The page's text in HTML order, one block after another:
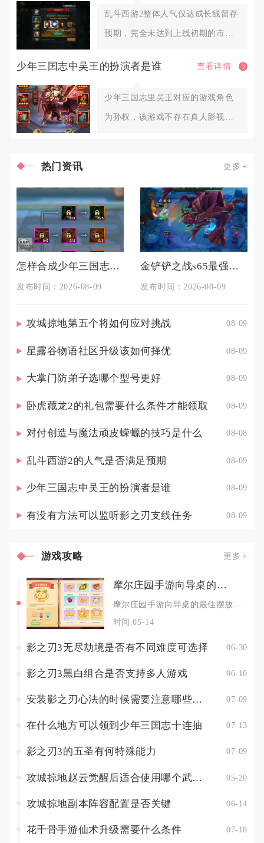
乱斗西游2整体人气仅达成长线留存
预期，完全未达到上线初期的市场
少年三国志中吴王的扮演者是谁 查看详情
少年三国志里吴王对应的游戏角色
为孙权，该游戏不存在真人影视扮
热门资讯 更多
怎样合成少年三国志二中的极品宝物
发布时间：2026-08-09
金铲铲之战s65最强阵容是什么
发布时间：2026-08-09
攻城掠地第五个将如何应对挑战 08-09
星露谷物语社区升级该如何择优 08-09
大掌门防弟子选哪个型号更好 08-09
卧虎藏龙2的礼包需要什么条件才能领取 08-09
对付创造与魔法顽皮蝾螈的技巧是什么 08-08
乱斗西游2的人气是否满足预期 08-09
少年三国志中吴王的扮演者是谁 08-09
有没有方法可以监听影之刃支线任务 08-09
游戏攻略 更多
摩尔庄园手游向导桌的最佳摆放方法是什么
时间:05-14
影之刃3无尽劫境是否有不同难度可选择 06-30
影之刃3黑白组合是否支持多人游戏 06-10
安装影之刃心法的时候需要注意哪些关键点 07-09
在什么地方可以领到少年三国志十连抽 07-13
影之刃3的五圣有何特殊能力 07-09
攻城掠地赵云觉醒后适合使用哪个武将技 05-20
攻城掠地副本阵容配置是否关键 06-14
花千骨手游仙术升级需要什么条件 07-18